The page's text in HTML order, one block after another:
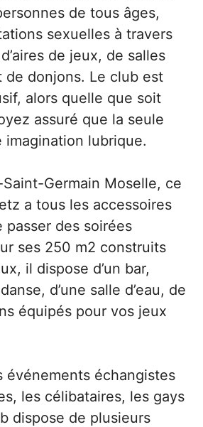
de tous âges,
sexuelles à travers
de jeux, de salles
de donjons. Le club est
alors quelle que soit
assuré que la seule
lubrique.
Germain Moselle, ce
a tous les accessoires
passer des soirées
ses 250 m2 construits
il dispose d’un bar,
d’une salle d’eau, de
équipés pour vos jeux
événements échangistes
les célibataires, les gays
dispose de plusieurs